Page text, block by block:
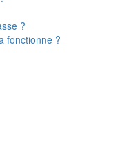
?
fonctionne ?